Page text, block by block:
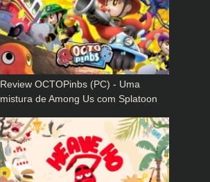
Review OCTOPinbs (PC) - Uma
mistura de Among Us com Splatoon